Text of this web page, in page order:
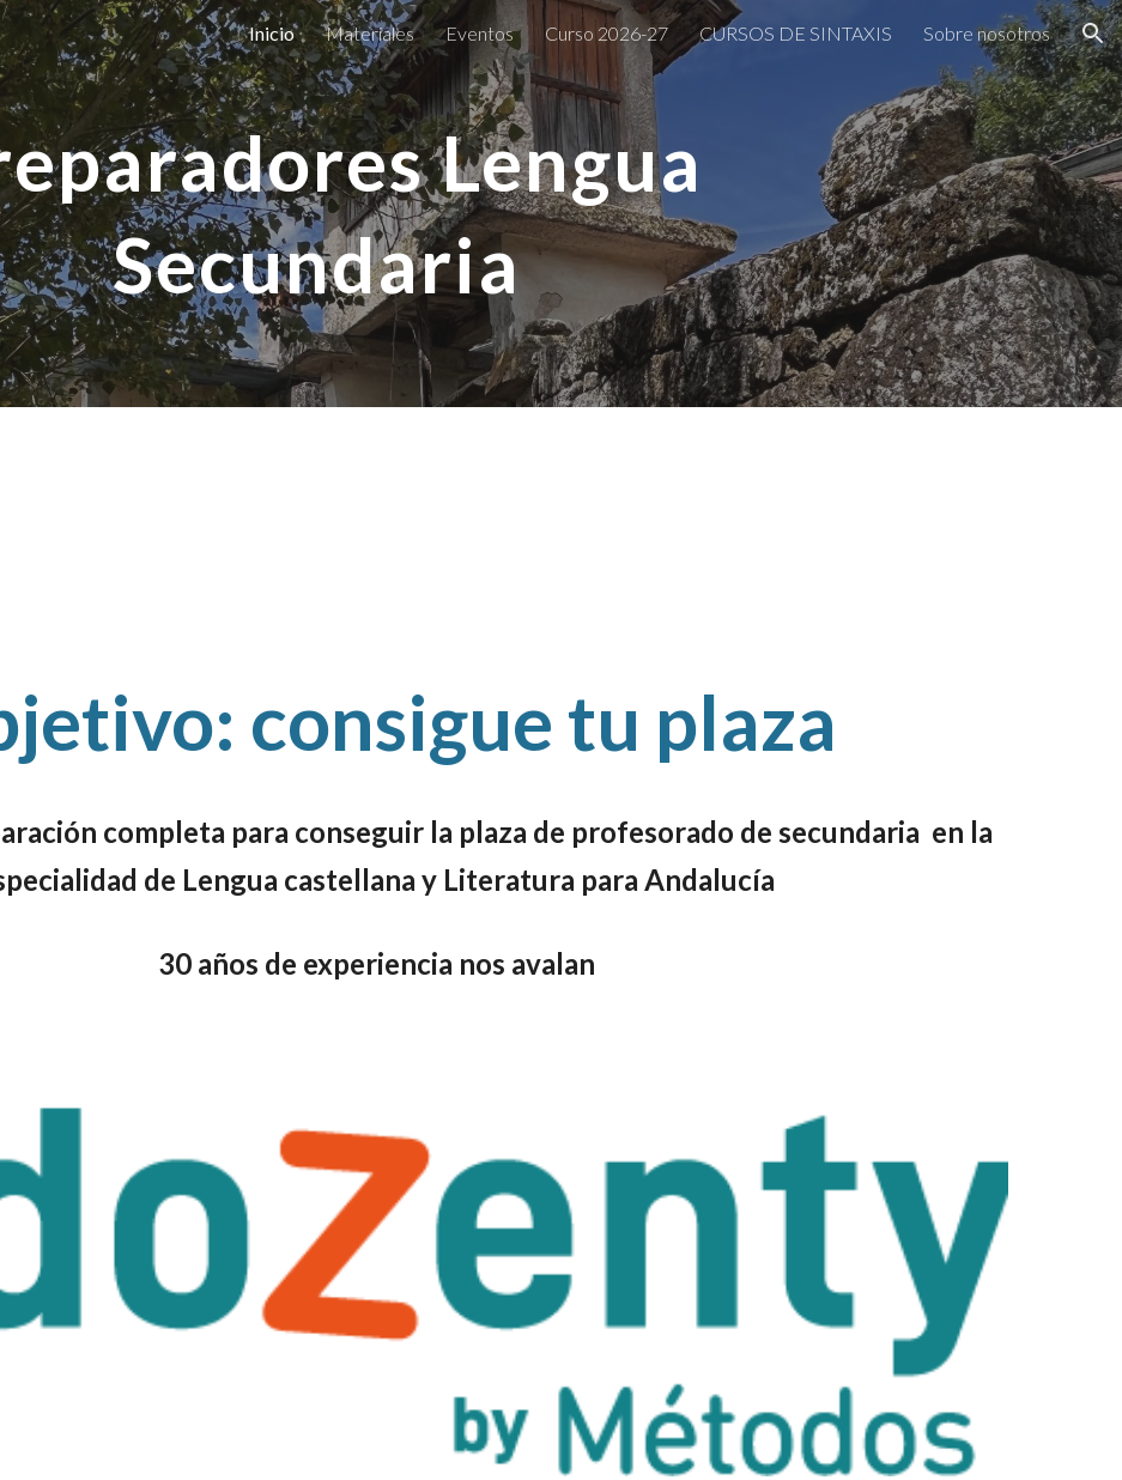
Skip to main content Skip to navigation
Inicio Materiales Eventos Curso 2026-27 CURSOS DE SINTAXIS Sobre nosotros
Lengua
Secundaria
consigue tu plaza
completa para conseguir la plaza de profesorado de secundaria en la
de Lengua castellana y Literatura para Andalucía
30 años de experiencia nos avalan